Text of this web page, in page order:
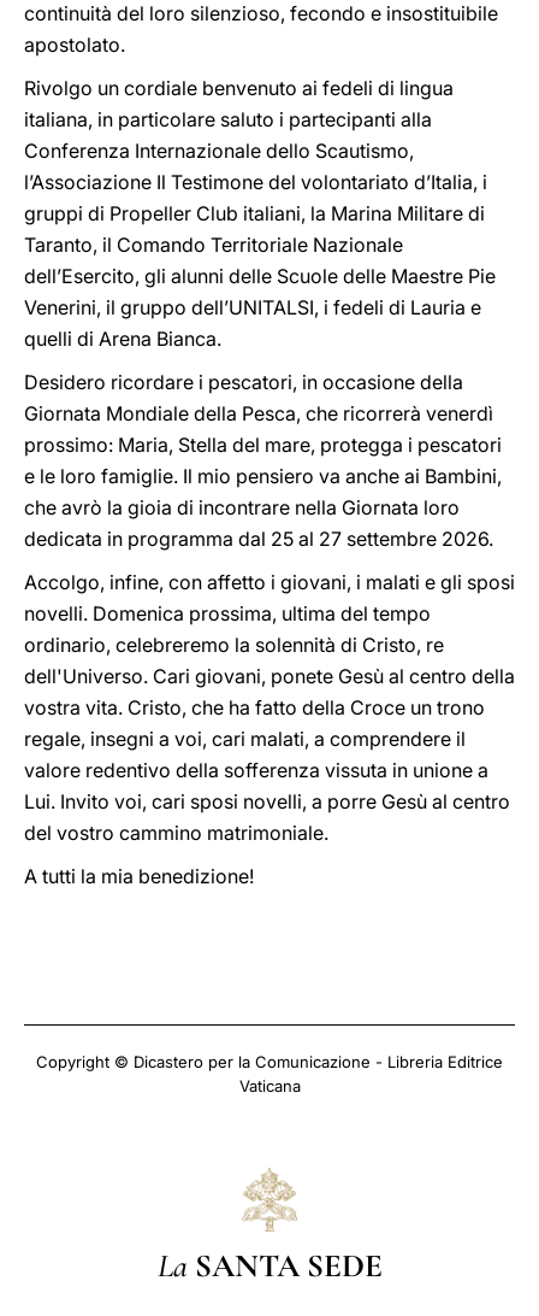
continuità del loro silenzioso, fecondo e insostituibile
apostolato.
Rivolgo un cordiale benvenuto ai fedeli di lingua
italiana, in particolare saluto i partecipanti alla
Conferenza Internazionale dello Scautismo,
l’Associazione Il Testimone del volontariato d’Italia, i
gruppi di Propeller Club italiani, la Marina Militare di
Taranto, il Comando Territoriale Nazionale
dell’Esercito, gli alunni delle Scuole delle Maestre Pie
Venerini, il gruppo dell’UNITALSI, i fedeli di Lauria e
quelli di Arena Bianca.
Desidero ricordare i pescatori, in occasione della
Giornata Mondiale della Pesca, che ricorrerà venerdì
prossimo: Maria, Stella del mare, protegga i pescatori
e le loro famiglie. Il mio pensiero va anche ai Bambini,
che avrò la gioia di incontrare nella Giornata loro
dedicata in programma dal 25 al 27 settembre 2026.
Accolgo, infine, con affetto i giovani, i malati e gli sposi
novelli. Domenica prossima, ultima del tempo
ordinario, celebreremo la solennità di Cristo, re
dell'Universo. Cari giovani, ponete Gesù al centro della
vostra vita. Cristo, che ha fatto della Croce un trono
regale, insegni a voi, cari malati, a comprendere il
valore redentivo della sofferenza vissuta in unione a
Lui. Invito voi, cari sposi novelli, a porre Gesù al centro
del vostro cammino matrimoniale.
A tutti la mia benedizione!
Copyright © Dicastero per la Comunicazione - Libreria Editrice
Vaticana
La SANTA SEDE